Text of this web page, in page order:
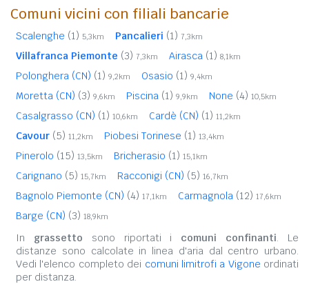
Comuni vicini con filiali bancarie
Scalenghe (1) 5,3km Pancalieri (1) 7,3km
Villafranca Piemonte (3) 7,3km Airasca (1) 8,1km
Polonghera (CN) (1) 9,2km Osasio (1) 9,4km
Moretta (CN) (3) 9,6km Piscina (1) 9,9km None (4) 10,5km
Casalgrasso (CN) (1) 10,6km Cardè (CN) (1) 11,2km
Cavour (5) 11,2km Piobesi Torinese (1) 13,4km
Pinerolo (15) 13,5km Bricherasio (1) 15,1km
Carignano (5) 15,7km Racconigi (CN) (5) 16,7km
Bagnolo Piemonte (CN) (4) 17,1km Carmagnola (12) 17,6km
Barge (CN) (3) 18,9km
In grassetto sono riportati i comuni confinanti. Le
distanze sono calcolate in linea d'aria dal centro urbano.
Vedi l'elenco completo dei comuni limitrofi a Vigone ordinati
per distanza.